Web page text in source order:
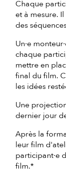
Chaque
et à mesure.
des
Un·e
chaque
mettre en
final du film.
les idées
Une
dernier jour
Après la
leur film
participant·e
film.*